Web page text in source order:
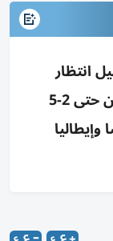
انتظار
مسافري الإمارات بمطارات شنغن حتى 2-5